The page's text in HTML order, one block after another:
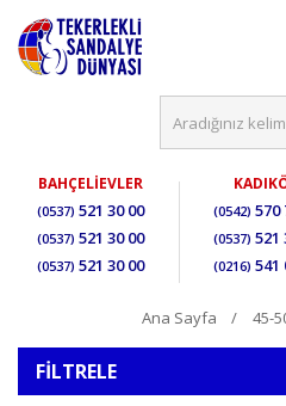
BAHÇELİEVLER
(0537) 521 30 00
(0537) 521 30 00
(0537) 521 30 00
(0542) 570
(0537) 521
(0216) 541
Ana Sayfa 45-
FILTRELE